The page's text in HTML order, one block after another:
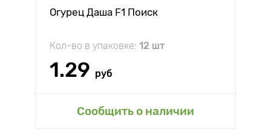
Огурец Даша F1 Поиск
Кол-во в упаковке: 12 шт
1.29 руб
Сообщить о наличии